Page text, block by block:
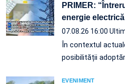
PRIMER:
energie
07.08.26 16:00
În contextul
posibilității
EVENIMENT